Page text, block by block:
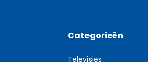
Categorieën
Televisies